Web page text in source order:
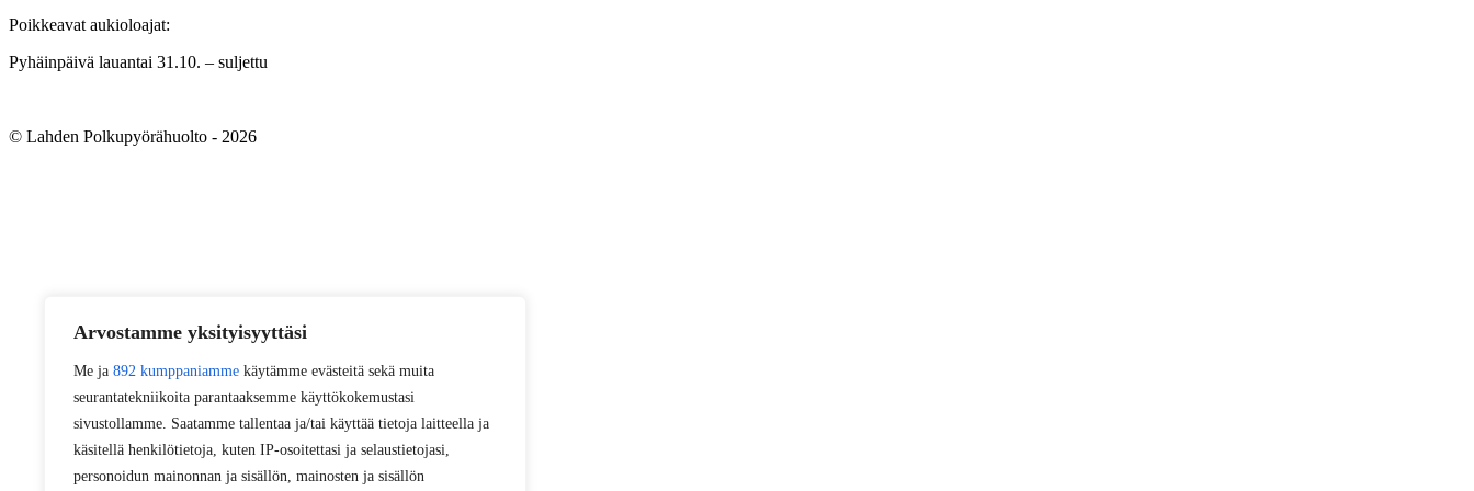
Arvostamme yksityisyyttäsi
Me ja 892 kumppaniamme käytämme evästeitä sekä muita
seurantatekniikoita parantaaksemme käyttökokemustasi
sivustollamme. Saatamme tallentaa ja/tai käyttää tietoja laitteella ja
käsitellä henkilötietoja, kuten IP-osoitettasi ja selaustietojasi,
personoidun mainonnan ja sisällön, mainosten ja sisällön
Poikkeavat aukioloajat:
Pyhäinpäivä lauantai 31.10. – suljettu
© Lahden Polkupyörähuolto - 2026